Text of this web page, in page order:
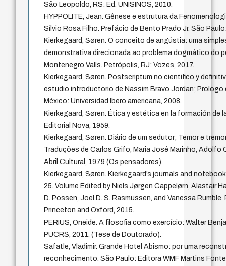
São Leopoldo, RS: Ed. UNISINOS, 2010.
HYPPOLITE, Jean. Gênese e estrutura da
Sílvio Rosa Filho. Prefácio de Bento Prado Jr. São
Kierkegaard, Søren. O conceito de angústia: uma
demonstrativa direcionada ao problema dogmático do
Montenegro Valls. Petrópolis, RJ: Vozes, 2017.
Kierkegaard, Søren. Postscriptum no cientifico y
estudio introductorio de Nassim Bravo Jordan; Prologo
México: Universidad Ibero americana, 2008.
Kierkegaard, Søren. Ética y estética en la formación de
Editorial Nova, 1959.
Kierkegaard, Søren. Diário de um sedutor; Temor e
Traduções de Carlos Grifo, Maria José Marinho, Adolfo
Abril Cultural, 1979 (Os pensadores).
Kierkegaard, Søren. Kierkegaard’s journals and
25. Volume Edited by Niels Jørgen Cappelørn, Alastair
D. Possen, Joel D. S. Rasmussen, and Vanessa
Princeton and Oxford, 2015.
PERIUS, Oneide. A filosofia como exercício: Walter
PUCRS, 2011. (Tese de Doutorado).
Safatle, Vladimir. Grande Hotel Abismo: por uma
reconhecimento. São Paulo: Editora WMF Martins